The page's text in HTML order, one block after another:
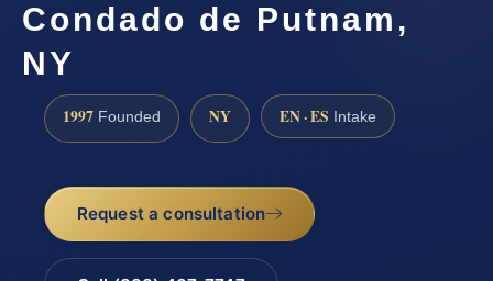
Condado de Putnam,
NY
1997 Founded NY EN · ES Intake
Request a consultation